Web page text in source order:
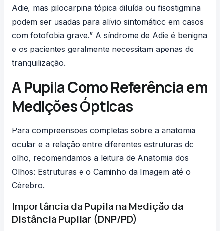
Adie, mas pilocarpina tópica diluída ou fisostigmina
podem ser usadas para alívio sintomático em casos
com fotofobia grave.” A síndrome de Adie é benigna
e os pacientes geralmente necessitam apenas de
tranquilização.
A Pupila Como Referência em
Medições Ópticas
Para compreensões completas sobre a anatomia
ocular e a relação entre diferentes estruturas do
olho, recomendamos a leitura de Anatomia dos
Olhos: Estruturas e o Caminho da Imagem até o
Cérebro.
Importância da Pupila na Medição da
Distância Pupilar (DNP/PD)